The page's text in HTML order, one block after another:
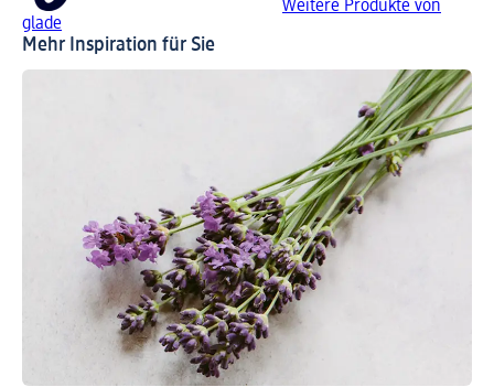
Weitere Produkte von
glade
Mehr Inspiration für Sie